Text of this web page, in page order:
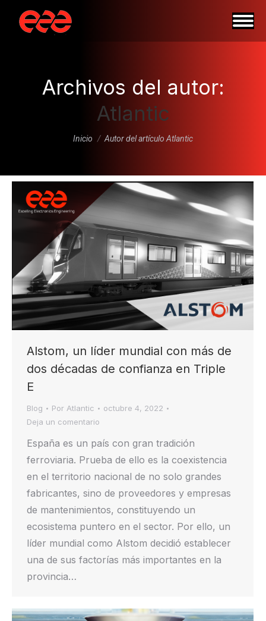
Archivos del autor:
Atlantic
Estás aquí:
Inicio Autor del artículo Atlantic
Alstom, un líder mundial con más de
dos décadas de confianza en Triple
E
Blog Por Atlantic
octubre 4, 2022
Deja un comentario
España es un país con gran tradición
ferroviaria. Prueba de ello es la coexistencia
en el territorio nacional de no solo grandes
fabricantes, sino de proveedores y empresas
de mantenimientos, constituyendo un
ecosistema puntero en el sector. Por ello, un
líder mundial como Alstom decidió establecer
una de sus factorías más importantes en la
provincia…